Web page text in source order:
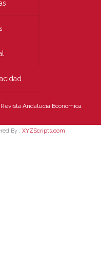
Andalucía Económica
By : XYZScripts.com